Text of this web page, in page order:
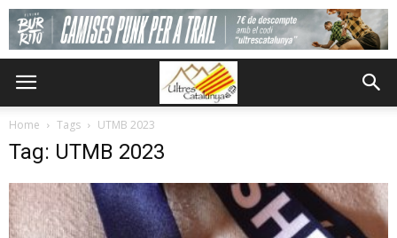
Home Tags UTMB 2023
Tag: UTMB 2023